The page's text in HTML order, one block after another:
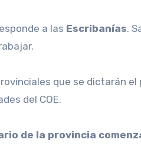
a las Escribanías.
que se dictarán el
del COE.
de la provincia